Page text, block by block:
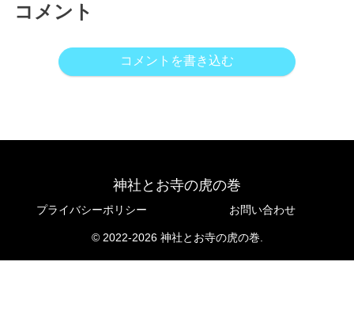
コメント
コメントを書き込む
神社とお寺の虎の巻
プライバシーポリシー お問い合わせ
© 2022-2026 神社とお寺の虎の巻.